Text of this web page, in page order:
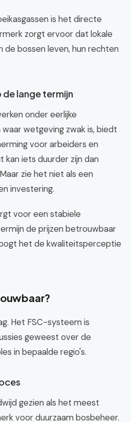
is het directe
zorgt ervoor dat lokale
de bossen leven, hun rechten
de lange termijn
onder eerlijke
wetgeving zwak is, biedt
voor arbeiders en
kan iets duurder zijn dan
zie het niet als een
investering.
voor een stabiele
de prijzen betrouwbaar
het de kwaliteitsperceptie
Het FSC-systeem is
geweest over de
in bepaalde regio's.
gezien als het meest
voor duurzaam bosbeheer.